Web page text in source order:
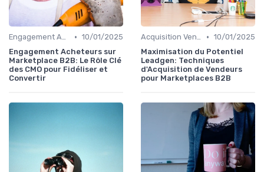
Engagement Acheteurs • 10/01/2025
Engagement Acheteurs sur
Marketplace B2B: Le Rôle Clé
des CMO pour Fidéliser et
Convertir
Acquisition Vendeurs • 10/01/2025
Maximisation du Potentiel
Leadgen: Techniques
d'Acquisition de Vendeurs
pour Marketplaces B2B